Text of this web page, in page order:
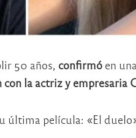
50 años, confirmóen
con la actriz y empresaria
última película: «El